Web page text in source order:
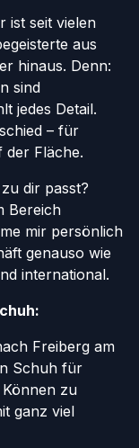
ist seit vielen
aus
hinaus. Denn:
sind
jedes Detail.
– für
der Fläche.
dir passt?
Bereich
mir persönlich
genauso wie
international.
Freiberg am
Schuh für
zu
ganz viel